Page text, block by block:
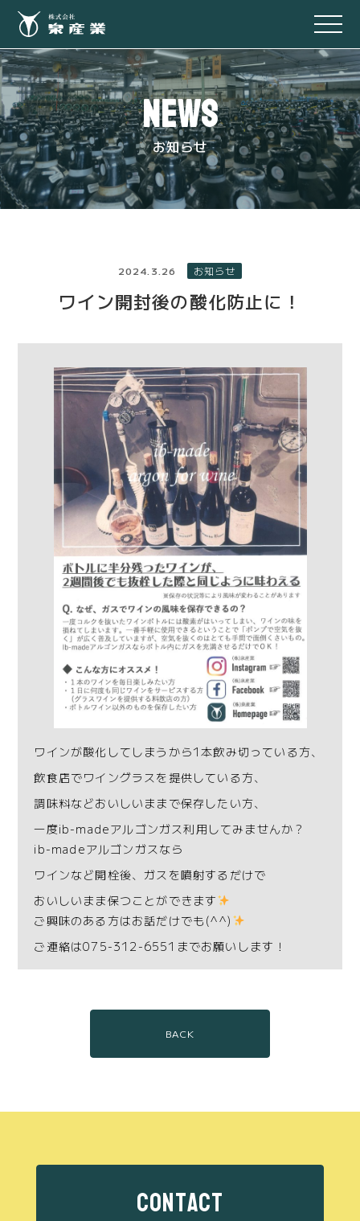
NEWS
お知らせ
2024.3.26 お知らせ
ワイン開封後の酸化防止に！
ワインが酸化してしまうから1本飲み切っている方、
飲食店でワイングラスを提供している方、
調味料などおいしいままで保存したい方、
一度ib-madeアルゴンガス利用してみませんか？
ib-madeアルゴンガスなら
ワインなど開栓後、ガスを噴射するだけで
おいしいまま保つことができます
ご興味のある方はお話だけでも(^^)
ご連絡は075-312-6551までお願いします！
BACK
CONTACT